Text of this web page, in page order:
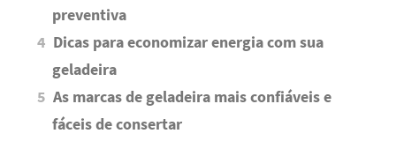
preventiva
Dicas para economizar energia com sua
geladeira
As marcas de geladeira mais confiáveis e
fáceis de consertar